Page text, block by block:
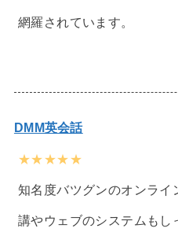
網羅されています。
DMM英会話
★★★★★
知名度バツグンのオンライ
講やウェブのシステムもし